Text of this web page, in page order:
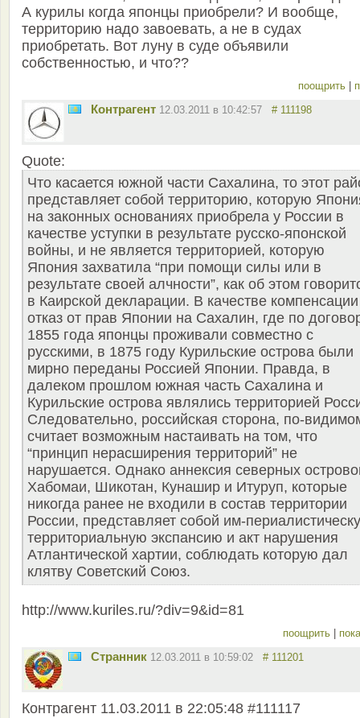
А курилы когда японцы приобрели? И вообще,
территорию надо завоевать, а не в судах
приобретать. Вот луну в суде объявили
собственностью, и что??
поощрить
Контрагент 12.03.2011 в 10:42:57 # 111198
Quote:
Что касается южной части Сахалина, то этот
представляет собой территорию, которую
на законных основаниях приобрела у России в
качестве уступки в результате русско-японской
войны, и не является территорией, которую
Япония захватила “при помощи силы или в
результате своей алчности”, как об этом
в Каирской декларации. В качестве
отказ от прав Японии на Сахалин, где по
1855 года японцы проживали совместно с
русскими, в 1875 году Курильские острова были
мирно переданы Россией Японии. Правда, в
далеком прошлом южная часть Сахалина и
Курильские острова являлись территорией
Следовательно, российская сторона, по-
считает возможным настаивать на том, что
“принцип нерасширения территорий” не
нарушается. Однако аннексия северных
Хабомаи, Шикотан, Кунашир и Итуруп, которые
никогда ранее не входили в состав территории
России, представляет собой им-
территориальную экспансию и акт нарушения
Атлантической хартии, соблюдать которую дал
клятву Советский Союз.
http://www.kuriles.ru/?div=9&id=81
поощрить
Странник 12.03.2011 в 10:59:02 # 111201
Контрагент 11.03.2011 в 22:05:48 #111117